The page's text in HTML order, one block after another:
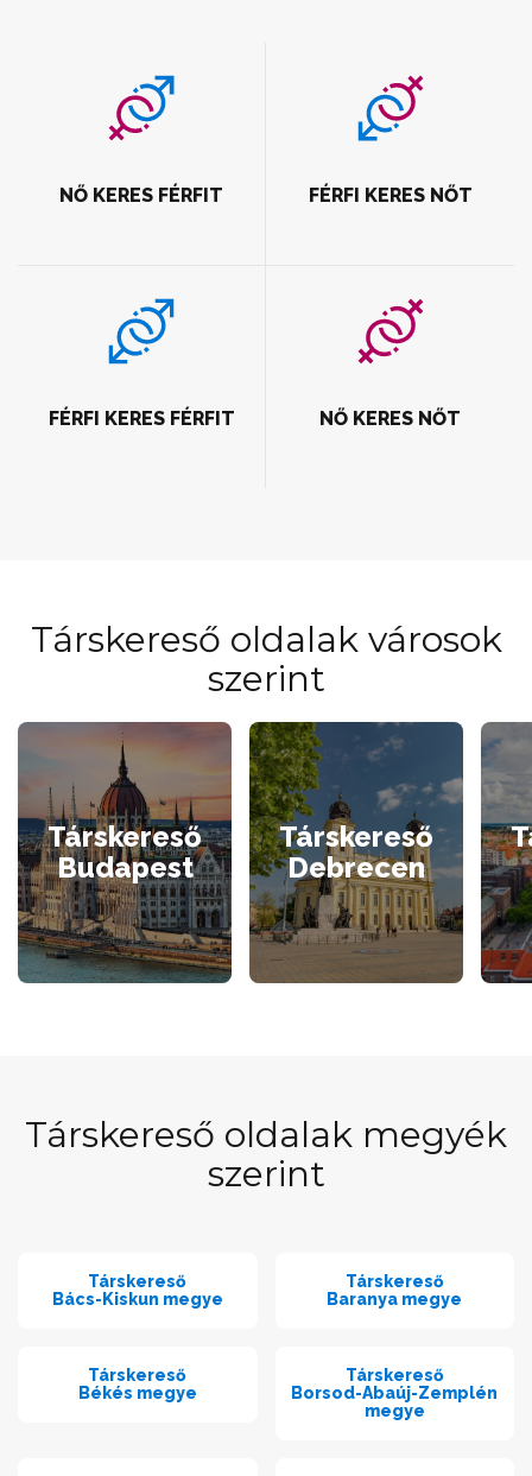
NŐ KERES FÉRFIT FÉRFI KERES NŐT
FÉRFI KERES FÉRFIT NŐ KERES NŐT
Társkereső oldalak városok
szerint
Társkereső
Budapest
Társkereső
Debrecen
Társkereső oldalak megyék
szerint
Társkereső
Bács-Kiskun megye
Társkereső
Baranya megye
Társkereső
Békés megye
Társkereső
Borsod-Abaúj-Zemplén
megye